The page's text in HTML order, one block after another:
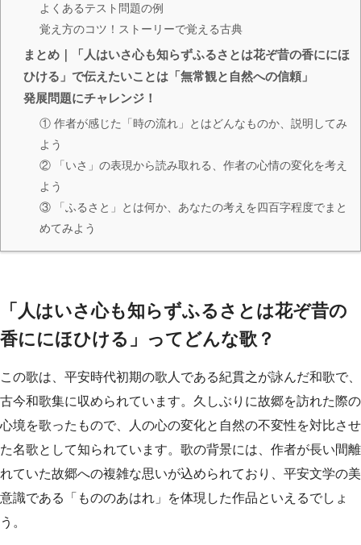
よくあるテスト問題の例
覚え方のコツ！ストーリーで覚える古典
まとめ｜「人はいさ心も知らずふるさとは花ぞ昔の香ににほ
ひける」で伝えたいことは「無常観と自然への信頼」
発展問題にチャレンジ！
① 作者が感じた「時の流れ」とはどんなものか、説明してみ
よう
② 「いさ」の表現から読み取れる、作者の心情の変化を考え
よう
③ 「ふるさと」とは何か、あなたの考えを四百字程度でまと
めてみよう
「人はいさ心も知らずふるさとは花ぞ昔の
香ににほひける」ってどんな歌？
この歌は、平安時代初期の歌人である紀貫之が詠んだ和歌で、
古今和歌集に収められています。久しぶりに故郷を訪れた際の
心境を歌ったもので、人の心の変化と自然の不変性を対比させ
た名歌として知られています。歌の背景には、作者が長い間離
れていた故郷への複雑な思いが込められており、平安文学の美
意識である「もののあはれ」を体現した作品といえるでしょ
う。